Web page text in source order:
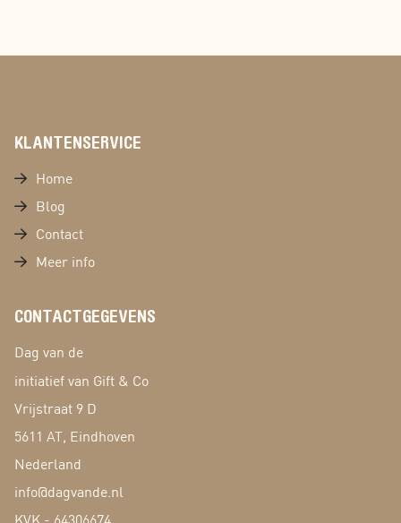
KLANTENSERVICE
Home
Blog
Contact
Meer info
CONTACTGEGEVENS
Dag van de
initiatief van Gift & Co
Vrijstraat 9 D
5611 AT, Eindhoven
Nederland
info@dagvande.nl
KVK - 64306674